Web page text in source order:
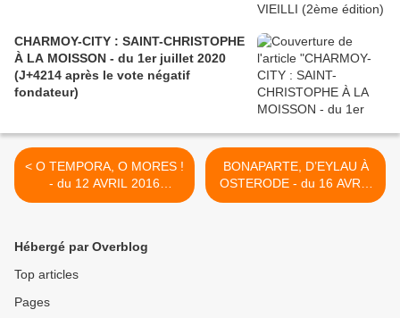
CHARMOY-CITY : SAINT-CHRISTOPHE
À LA MOISSON - du 1er juillet 2020
(J+4214 après le vote négatif
fondateur)
< O TEMPORA, O MORES !
- du 12 AVRIL 2016
(J+2673 après le vote
BONAPARTE, D’EYLAU À
OSTERODE - du 16 AVRIL
2016 (J+2677après le vote
Hébergé par Overblog
Top articles
Pages